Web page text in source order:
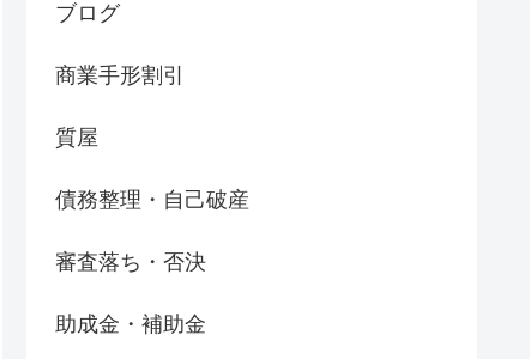
ブログ
商業手形割引
質屋
債務整理・自己破産
審査落ち・否決
助成金・補助金